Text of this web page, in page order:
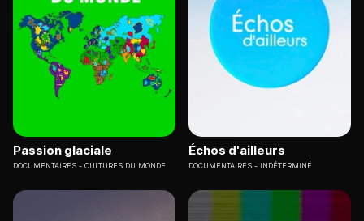
Passion glaciale
DOCUMENTAIRES CULTURES DU MONDE
Échos d'ailleurs
DOCUMENTAIRES INDÉTERMINÉ